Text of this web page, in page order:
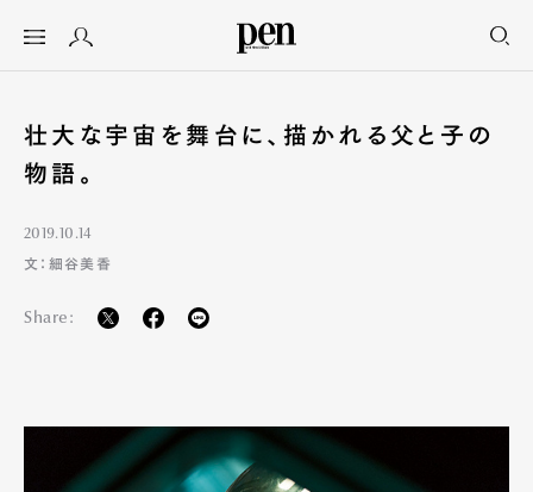
壮大な宇宙を舞台に、描かれる父と子の
物語。
2019.10.14
文：細谷美香
Share: